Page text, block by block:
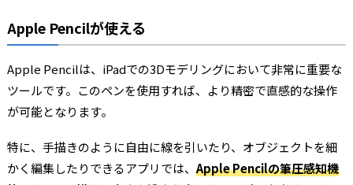
Apple Pencilが使える
Apple Pencilは、iPadでの3Dモデリングにおいて非常に重要な
ツールです。このペンを使用すれば、より精密で直感的な操作
が可能となります。
特に、手描きのように自由に線を引いたり、オブジェクトを細
かく編集したりできるアプリでは、 Apple Pencilの筆圧感知機